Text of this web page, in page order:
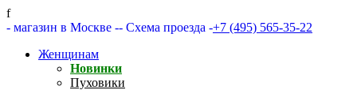
f
- магазин в Москве -- Схема проезда -+7 (495) 565-35-22
Женщинам
Новинки
Пуховики